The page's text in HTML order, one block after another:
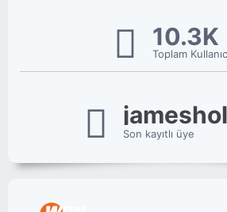
10.3K
Toplam
Son kayıtlı üye